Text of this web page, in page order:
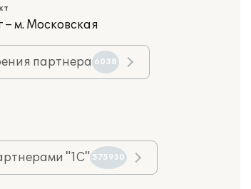
м. Московская
партнера 6038
"1С" 575930